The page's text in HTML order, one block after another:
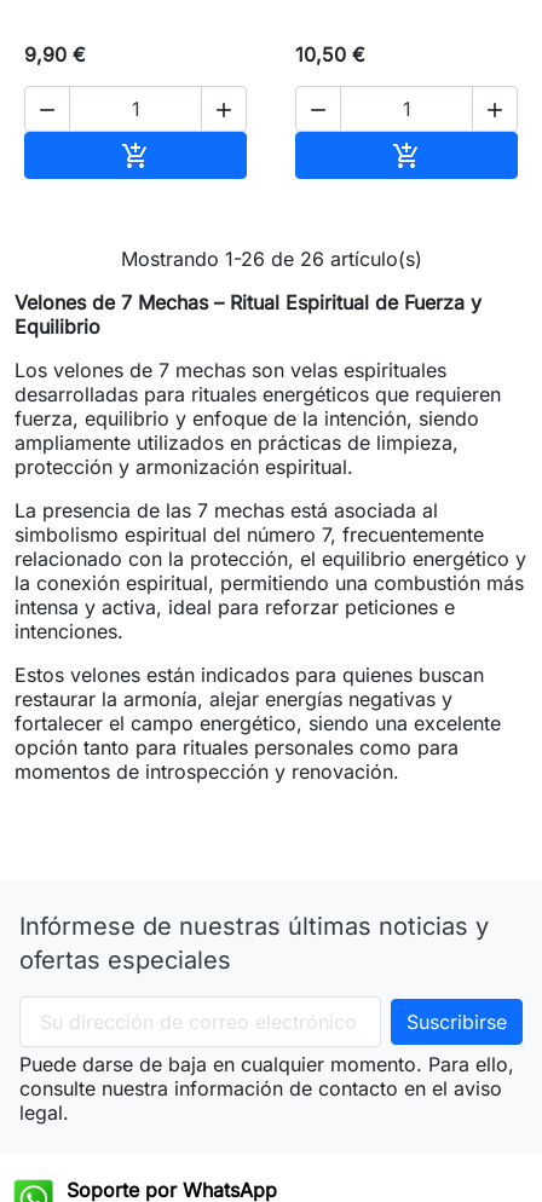
9,90 €
 

10,50 €
 

Mostrando 1-26 de 26 artículo(s)
Velones de 7 Mechas – Ritual Espiritual de Fuerza y
Equilibrio
Los velones de 7 mechas son velas espirituales
desarrolladas para rituales energéticos que requieren
fuerza, equilibrio y enfoque de la intención, siendo
ampliamente utilizados en prácticas de limpieza,
protección y armonización espiritual.
La presencia de las 7 mechas está asociada al
simbolismo espiritual del número 7, frecuentemente
relacionado con la protección, el equilibrio energético y
la conexión espiritual, permitiendo una combustión más
intensa y activa, ideal para reforzar peticiones e
intenciones.
Estos velones están indicados para quienes buscan
restaurar la armonía, alejar energías negativas y
fortalecer el campo energético, siendo una excelente
opción tanto para rituales personales como para
momentos de introspección y renovación.
Infórmese de nuestras últimas noticias y
ofertas especiales
Puede darse de baja en cualquier momento. Para ello,
consulte nuestra información de contacto en el aviso
legal.
Soporte por WhatsApp